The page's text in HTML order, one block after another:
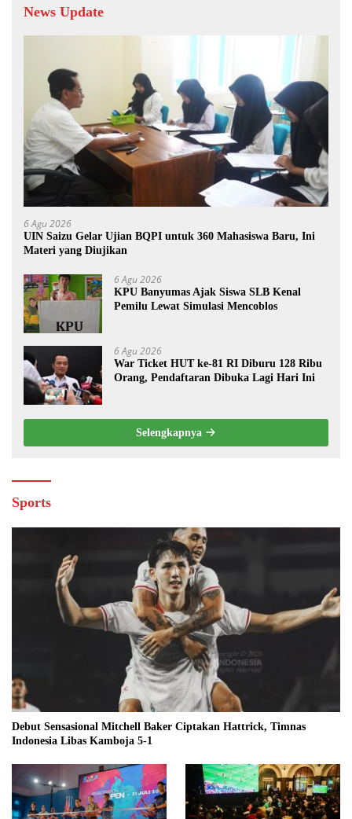
News Update
6 Agu 2026
UIN Saizu Gelar Ujian BQPI untuk 360 Mahasiswa Baru, Ini
Materi yang Diujikan
6 Agu 2026
KPU Banyumas Ajak Siswa SLB Kenal
Pemilu Lewat Simulasi Mencoblos
6 Agu 2026
War Ticket HUT ke-81 RI Diburu 128 Ribu
Orang, Pendaftaran Dibuka Lagi Hari Ini
Selengkapnya
Sports
Debut Sensasional Mitchell Baker Ciptakan Hattrick, Timnas
Indonesia Libas Kamboja 5-1